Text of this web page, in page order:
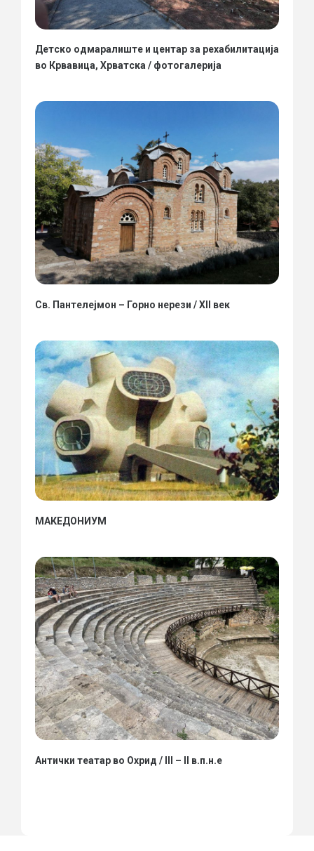
Детско одмаралиште и центар за рехабилитација
во Крвавица, Хрватска / фотогалерија
Св. Пантелејмон – Горно нерези / XII век
МАКЕДОНИУМ
Антички театар во Охрид / III – II в.п.н.е